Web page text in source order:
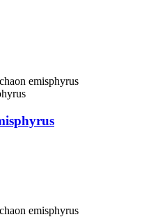
emisphyrus
emisphyrus